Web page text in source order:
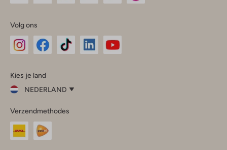
Volg ons
InstagramFacebook
Kies je land
NEDERLAND
je
land
Nederland
Verzendmethodes